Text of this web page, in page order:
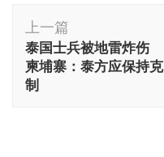
博
文
导
航
上一篇
泰国士兵被地雷炸伤
柬埔寨：泰方应保持克
制